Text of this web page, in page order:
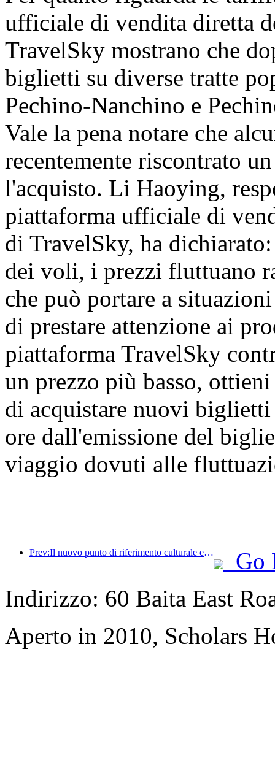
ufficiale di vendita diretta
TravelSky mostrano che
biglietti su diverse tratte
Pechino-Nanchino e
Vale la pena notare che
recentemente riscontrato
l'acquisto. Li Haoying,
piattaforma ufficiale di
di TravelSky, ha
dei voli, i prezzi fluttuano
che può portare a
di prestare attenzione ai
piattaforma TravelSky
un prezzo più basso,
di acquistare nuovi biglietti
ore dall'emissione del
viaggio dovuti alle
Prev:Il nuovo punto di riferimento culturale e turistico nel subcentro di Pechino, Pinnacle Park, verrà inaugurato ufficialmente quest'anno.
Go
Indirizzo: 60 Baita East
Aperto in 2010, Scholars